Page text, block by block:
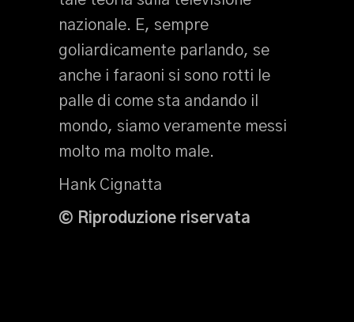
nazionale. E, sempre
goliardicamente parlando, se
anche i faraoni si sono rotti le
palle di come sta andando il
mondo, siamo veramente messi
molto ma molto male.
Hank Cignatta
© Riproduzione riservata